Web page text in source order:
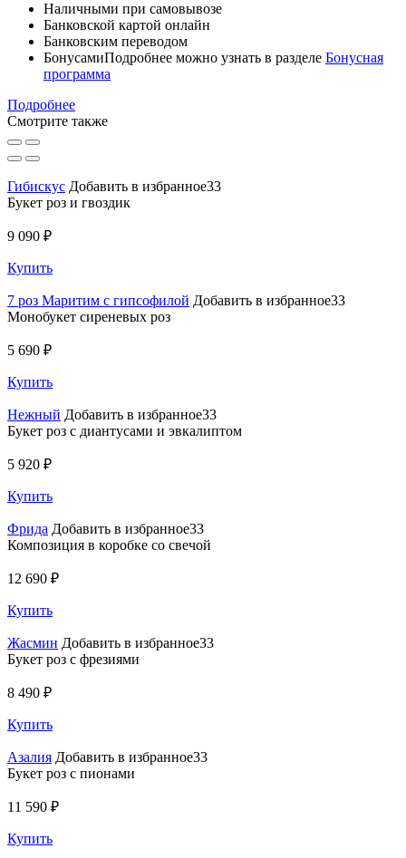
Наличными при самовывозе
Банковской картой онлайн
Банковским переводом
БонусамиПодробнее можно узнать в разделе Бонусная
программа
Подробнее
Смотрите также
Гибискус Добавить в избранное33
Букет роз и гвоздик
9 090 ₽
Купить
7 роз Маритим с гипсофилой Добавить в избранное33
Монобукет сиреневых роз
5 690 ₽
Купить
Нежный Добавить в избранное33
Букет роз с диантусами и эвкалиптом
5 920 ₽
Купить
Фрида Добавить в избранное33
Композиция в коробке со свечой
12 690 ₽
Купить
Жасмин Добавить в избранное33
Букет роз с фрезиями
8 490 ₽
Купить
Азалия Добавить в избранное33
Букет роз с пионами
11 590 ₽
Купить